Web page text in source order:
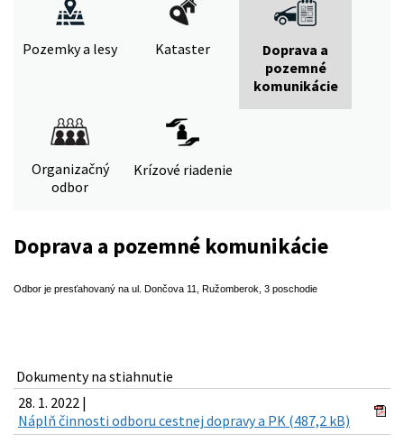
Pozemky a lesy Kataster
Doprava a
pozemné
komunikácie
Organizačný
odbor
Krízové riadenie
Doprava a pozemné komunikácie
Odbor je presťahovaný na ul. Dončova 11, Ružomberok, 3 poschodie
Dokumenty na stiahnutie
28. 1. 2022 |
Náplň činnosti odboru cestnej dopravy a PK (487,2 kB)